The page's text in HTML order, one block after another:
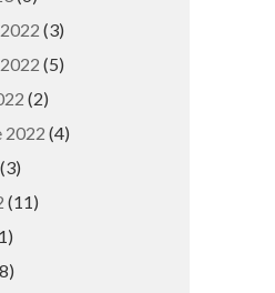
(3)
(5)
(2)
2022 (4)
(3)
(11)
du lundi 29